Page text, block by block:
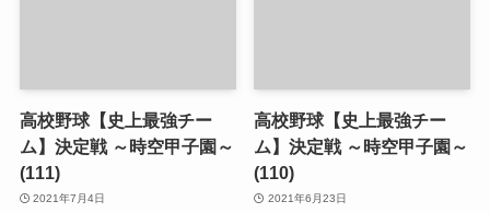
高校野球【史上最強チー
ム】決定戦 ～時空甲子園～
(111)
2021年7月4日
高校野球【史上最強チー
ム】決定戦 ～時空甲子園～
(110)
2021年6月23日